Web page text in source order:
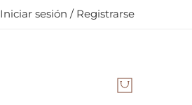
Iniciar sesión / Registrarse